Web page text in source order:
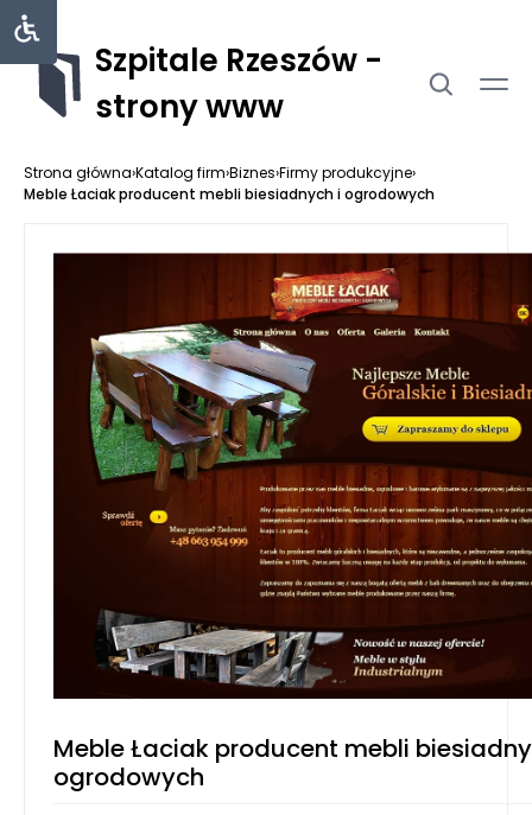
Szpitale Rzeszów -
strony www
Strona główna›Katalog firm›Biznes›Firmy produkcyjne›
Meble Łaciak producent mebli biesiadnych i ogrodowych
Meble Łaciak producent mebli
ogrodowych